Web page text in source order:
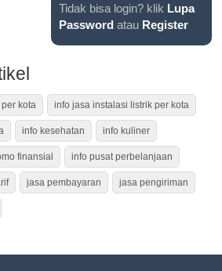
Tidak bisa login? klik Lupa
Password atau Register
kota info jasa instalasi listrik per kota
info kesehatan info kuliner
finansial info pusat perbelanjaan
jasa pembayaran jasa pengiriman